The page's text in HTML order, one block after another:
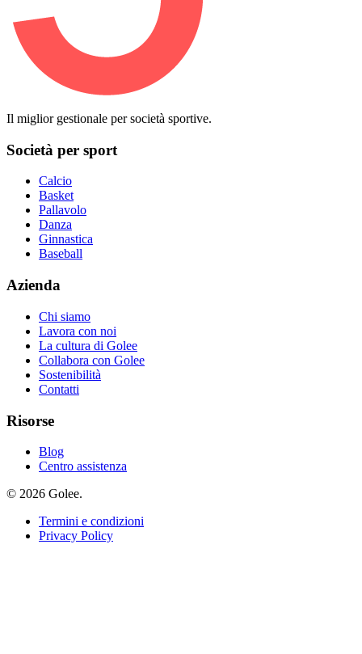
Il miglior gestionale per società sportive.
Società per sport
Calcio
Basket
Pallavolo
Danza
Ginnastica
Baseball
Azienda
Chi siamo
Lavora con noi
La cultura di Golee
Collabora con Golee
Sostenibilità
Contatti
Risorse
Blog
Centro assistenza
© 2026 Golee.
Termini e condizioni
Privacy Policy